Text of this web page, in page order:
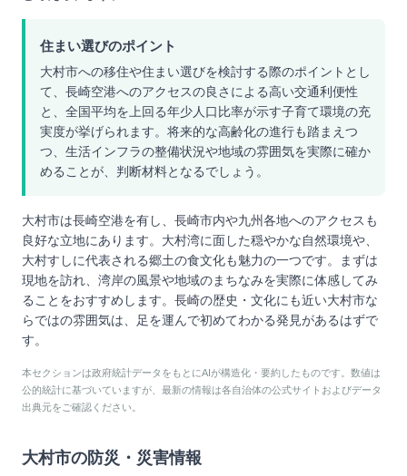
住まい選びのポイント
大村市への移住や住まい選びを検討する際のポイントとし
て、長崎空港へのアクセスの良さによる高い交通利便性
と、全国平均を上回る年少人口比率が示す子育て環境の充
実度が挙げられます。将来的な高齢化の進行も踏まえつ
つ、生活インフラの整備状況や地域の雰囲気を実際に確か
めることが、判断材料となるでしょう。
大村市は長崎空港を有し、長崎市内や九州各地へのアクセスも
良好な立地にあります。大村湾に面した穏やかな自然環境や、
大村すしに代表される郷土の食文化も魅力の一つです。まずは
現地を訪れ、湾岸の風景や地域のまちなみを実際に体感してみ
ることをおすすめします。長崎の歴史・文化にも近い大村市な
らではの雰囲気は、足を運んで初めてわかる発見があるはずで
す。
本セクションは政府統計データをもとにAIが構造化・要約したものです。数値は
公的統計に基づいていますが、最新の情報は各自治体の公式サイトおよびデータ
出典元をご確認ください。
大村市の防災・災害情報